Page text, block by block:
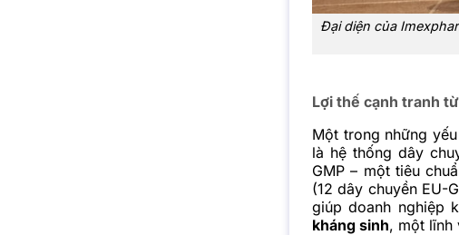
Đại diện của
Lợi thế cạnh tranh
Một trong những
là hệ thống dây
GMP – một tiêu
(12 dây chuyền EU-
giúp doanh nghiệp
kháng sinh, một lĩnh